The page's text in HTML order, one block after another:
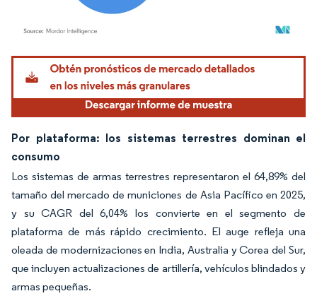
Imagen © Mordor Intelligence. El uso requiere atribución según CC BY 4.0.
Por plataforma: los sistemas terrestres dominan el
consumo
Los sistemas de armas terrestres representaron el 64,89% del
tamaño del mercado de municiones de Asia Pacífico en 2025,
y su CAGR del 6,04% los convierte en el segmento de
plataforma de más rápido crecimiento. El auge refleja una
oleada de modernizaciones en India, Australia y Corea del Sur,
que incluyen actualizaciones de artillería, vehículos blindados y
armas pequeñas.